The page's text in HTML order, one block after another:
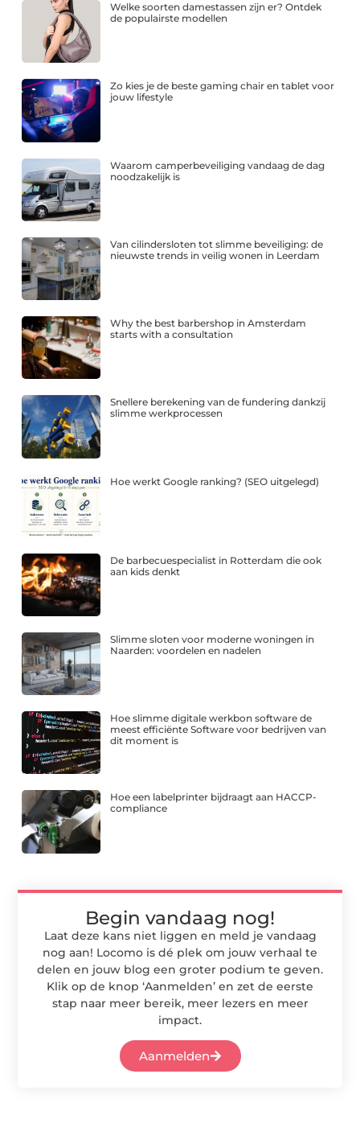
Welke soorten damestassen zijn er? Ontdek
de populairste modellen
Zo kies je de beste gaming chair en tablet voor
jouw lifestyle
Waarom camperbeveiliging vandaag de dag
noodzakelijk is
Van cilindersloten tot slimme beveiliging: de
nieuwste trends in veilig wonen in Leerdam
Why the best barbershop in Amsterdam
starts with a consultation
Snellere berekening van de fundering dankzij
slimme werkprocessen
Hoe werkt Google ranking? (SEO uitgelegd)
De barbecuespecialist in Rotterdam die ook
aan kids denkt
Slimme sloten voor moderne woningen in
Naarden: voordelen en nadelen
Hoe slimme digitale werkbon software de
meest efficiënte Software voor bedrijven van
dit moment is
Hoe een labelprinter bijdraagt aan HACCP-
compliance
Begin vandaag nog!
Laat deze kans niet liggen en meld je vandaag
nog aan! Locomo is dé plek om jouw verhaal te
delen en jouw blog een groter podium te geven.
Klik op de knop ‘Aanmelden’ en zet de eerste
stap naar meer bereik, meer lezers en meer
impact.
Aanmelden